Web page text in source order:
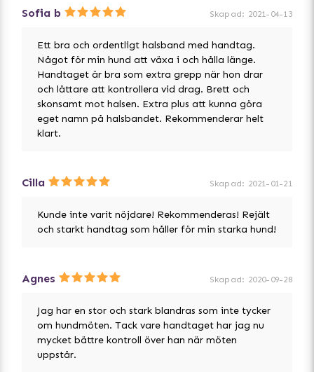
Sofia b Skapad: 2021-04-13
Ett bra och ordentligt halsband med handtag.
Något för min hund att växa i och hålla länge.
Handtaget är bra som extra grepp när hon drar
och lättare att kontrollera vid drag. Brett och
skonsamt mot halsen. Extra plus att kunna göra
eget namn på halsbandet. Rekommenderar helt
klart.
Cilla Skapad: 2021-01-21
Kunde inte varit nöjdare! Rekommenderas! Rejält
och starkt handtag som håller för min starka hund!
Agnes Skapad: 2020-09-28
Jag har en stor och stark blandras som inte tycker
om hundmöten. Tack vare handtaget har jag nu
mycket bättre kontroll över han när möten
uppstår.